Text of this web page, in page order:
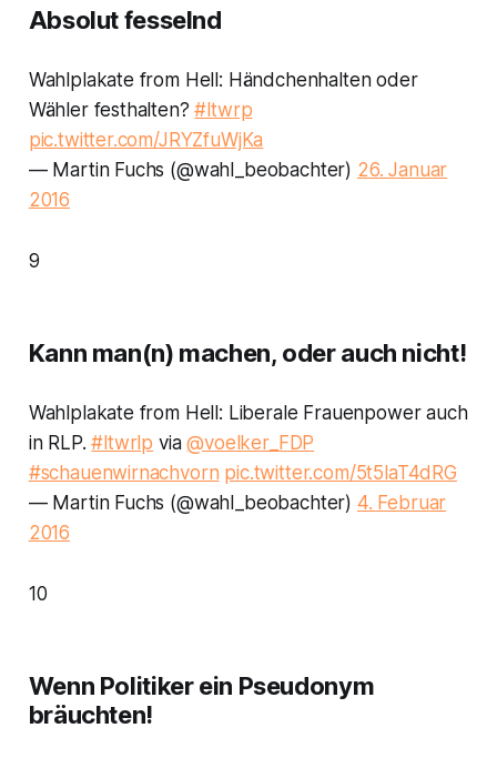
Absolut fesselnd
Wahlplakate from Hell: Händchenhalten oder
Wähler festhalten?#ltwrp
pic.twitter.com/JRYZfuWjKa
— Martin Fuchs (@wahl_beobachter) 26. Januar
2016
9
Kann man(n) machen, oder auch nicht!
Wahlplakate from Hell: Liberale Frauenpower auch
in RLP.#ltwrlp via@voelker_FDP
#schauenwirnachvorn pic.twitter.com/5t5laT4dRG
— Martin Fuchs (@wahl_beobachter) 4. Februar
2016
10
Wenn Politiker ein Pseudonym
bräuchten!